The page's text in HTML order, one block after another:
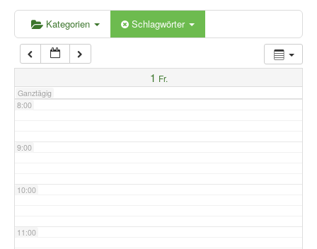
Kategorien Schlagwörter
1 Fr.
Ganztägig
6:00
7:00
8:00
9:00
10:00
11:00